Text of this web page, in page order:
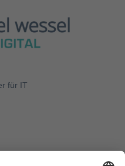
für IT